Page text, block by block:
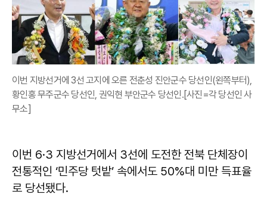
이번 지방선거에 3선 고지에 오른 전춘성 진안군수 당선인(왼쪽부터),
황인홍 무주군수 당선인, 권익현 부안군수 당선인.[사진=각 당선인 사
무소]
이번 6·3 지방선거에서 3선에 도전한 전북 단체장이
전통적인 ‘민주당 텃밭’ 속에서도 50%대 미만 득표율
로 당선됐다.